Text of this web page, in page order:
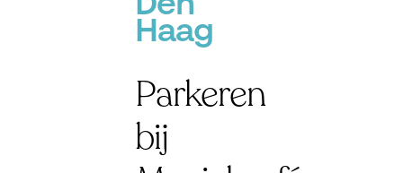
Haag
Parkeren
bij